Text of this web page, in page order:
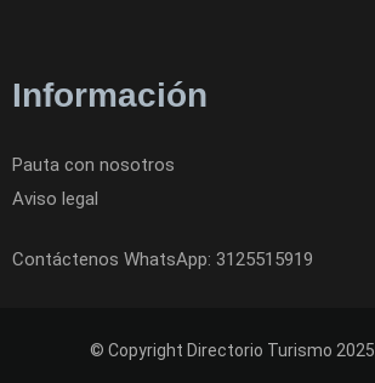
Información
Pauta con nosotros
Aviso legal
Contáctenos WhatsApp: 3125515919
© Copyright Directorio Turismo 2025.